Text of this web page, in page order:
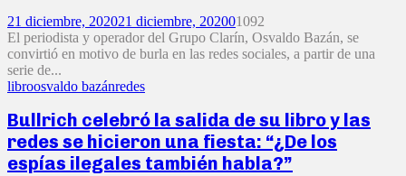
21 diciembre, 202021 diciembre, 202001092
El periodista y operador del Grupo Clarín, Osvaldo Bazán, se
convirtió en motivo de burla en las redes sociales, a partir de una
serie de...
libroosvaldo bazánredes
Bullrich celebró la salida de su libro y las
redes se hicieron una fiesta: “¿De los
espías ilegales también habla?”